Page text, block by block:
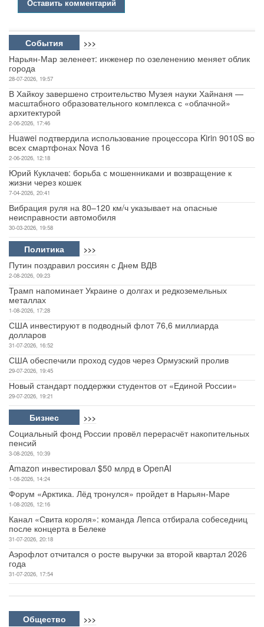
Оставить комментарий
События >>>
Нарьян-Мар зеленеет: инженер по озеленению меняет облик
города
28-07-2026, 19:57
В Хайкоу завершено строительство Музея науки Хайнаня —
масштабного образовательного комплекса с «облачной»
архитектурой
2-06-2026, 17:46
Huawei подтвердила использование процессора Kirin 9010S во
всех смартфонах Nova 16
2-06-2026, 12:18
Юрий Куклачев: борьба с мошенниками и возвращение к
жизни через кошек
7-04-2026, 20:41
Вибрация руля на 80–120 км/ч указывает на опасные
неисправности автомобиля
30-03-2026, 19:58
Политика >>>
Путин поздравил россиян с Днем ВДВ
2-08-2026, 09:23
Трамп напоминает Украине о долгах и редкоземельных
металлах
1-08-2026, 17:28
США инвестируют в подводный флот 76,6 миллиарда
долларов
31-07-2026, 16:52
США обеспечили проход судов через Ормузский пролив
29-07-2026, 19:45
Новый стандарт поддержки студентов от «Единой России»
29-07-2026, 19:21
Бизнес >>>
Социальный фонд России провёл перерасчёт накопительных
пенсий
3-08-2026, 10:39
Amazon инвестировал $50 млрд в OpenAI
1-08-2026, 14:24
Форум «Арктика. Лёд тронулся» пройдет в Нарьян-Маре
1-08-2026, 12:16
Канал «Свита короля»: команда Лепса отбирала собеседниц
после концерта в Белеке
31-07-2026, 20:18
Аэрофлот отчитался о росте выручки за второй квартал 2026
года
31-07-2026, 17:54
Общество >>>